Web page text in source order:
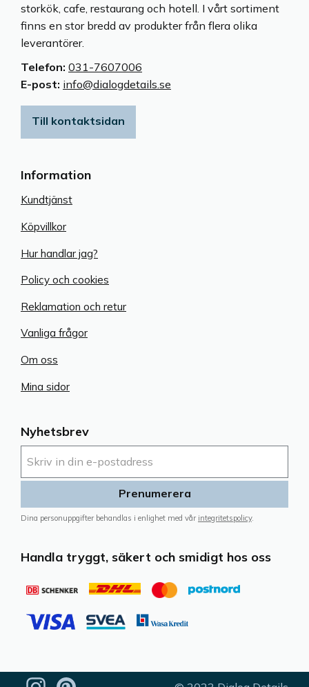
Nyhetsbrev
Prenumerera
Dina personuppgifter behandlas i enlighet med vår integritetspolicy.
Handla tryggt, säkert och smidigt hos oss
Information
Kundtjänst
Köpvillkor
Hur handlar jag?
Policy och cookies
Reklamation och retur
Vanliga frågor
Om oss
Mina sidor
storkök, cafe, restaurang och hotell. I vårt sortiment
finns en stor bredd av produkter från flera olika
leverantörer.
Telefon: 031-7607006
E-post: info@dialogdetails.se
Till kontaktsidan